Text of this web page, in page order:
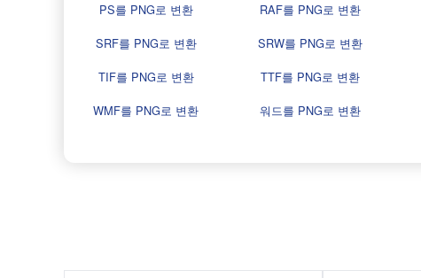
PS를 PNG로 변환
RAF를 PNG로 변환
SRF를 PNG로 변환
SRW를 PNG로 변환
TIF를 PNG로 변환
TTF를 PNG로 변환
WMF를 PNG로 변환
워드를 PNG로 변환